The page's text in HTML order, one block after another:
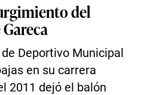
del
Deportivo Municipal
en su carrera
2011 dejó el balón